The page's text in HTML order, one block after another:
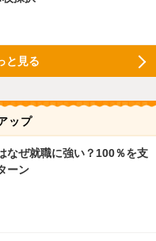
と見る
ップ
なぜ就職に強い？100％を支
ーン